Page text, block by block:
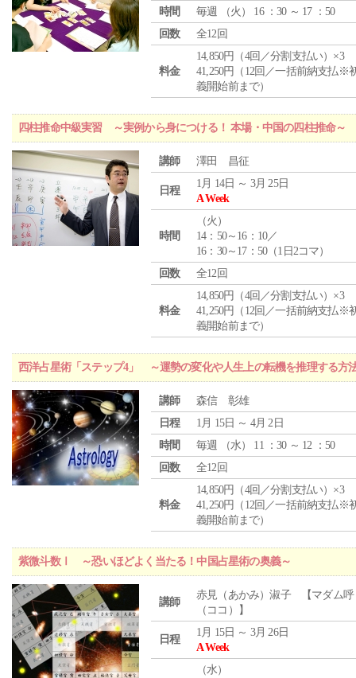
時間
毎週 （火 ） 16 ：30 ～ 17 ：50
回数
全12回
料金
14,850円（4回／分割支払い）×3
41,250円（12回／一括前納支払※
義開始前まで）
四柱推命中級実習 ～実例から身につける！ 本場・中国の四柱推命～
講師 澤田 昌征
日程
1月 14日 ～ 3月 25日
A Week
時間
（火 ）
14：50～16：10／
16：30～17：50（1日2コマ）
回数
全12回
料金
14,850円（4回／分割支払い）×3
41,250円（12回／一括前納支払※
義開始前まで）
西洋占星術「ステップ4」 ～運勢の変化や人生上の転機を推理する方
講師
森信 彰雄
日程
1月 15日 ～ 4月 2日
時間
毎週 （水） 11 ：30 ～ 12 ：50
回数
全12回
料金
14,850円（4回／分割支払い）×3
41,250円（12回／一括前納支払※
義開始前まで）
紫微斗数Ⅰ ～恐いほどよく当たる！中国占星術の奥義～
講師
赤見（あかみ）淑子 【マダム呼
（ココ）】
日程
1月 15日 ～ 3月 26日
A Week
（水）